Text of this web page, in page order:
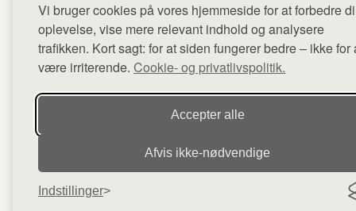
Vi bruger cookies på vores hjemmeside for at forbedre
oplevelse, vise mere relevant indhold og analysere
trafikken. Kort sagt: for at siden fungerer bedre – ikke for
være irriterende. Cookie- og privatlivspolitik.
Accepter alle
Afvis ikke‑nødvendige
Indstillinger